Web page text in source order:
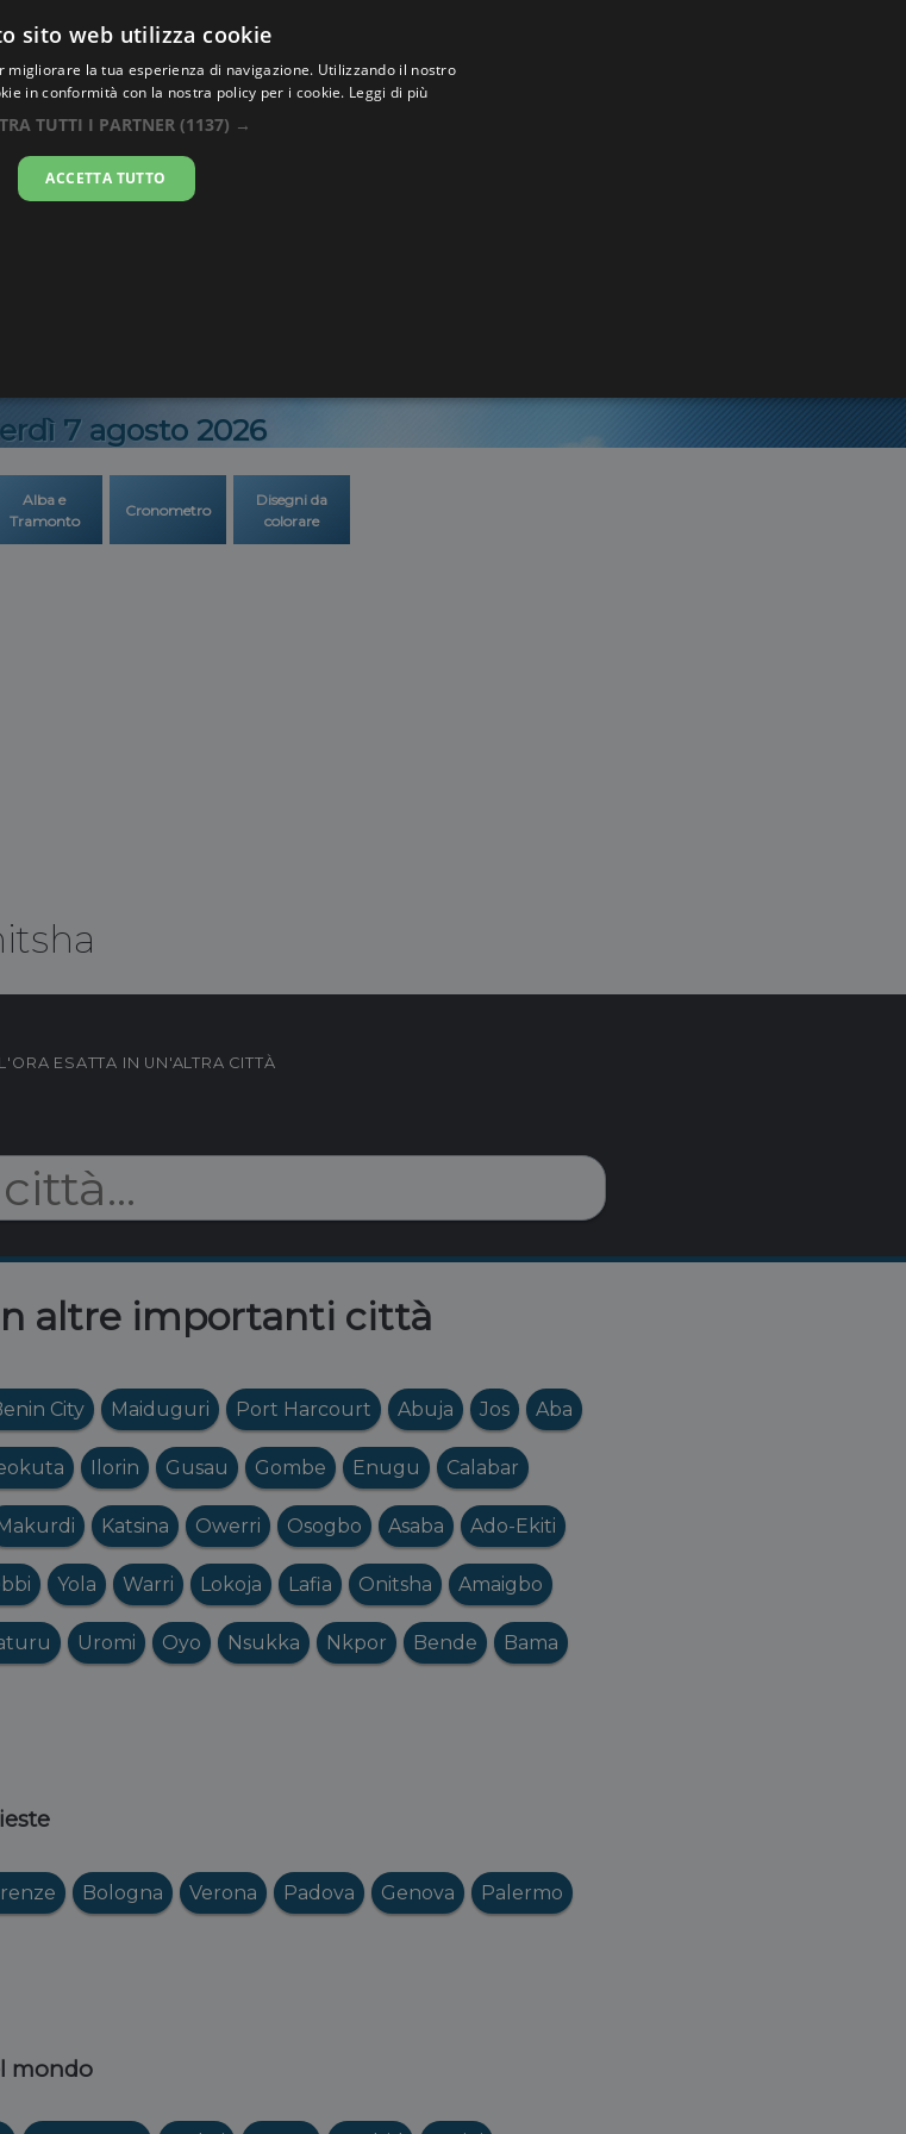
.co
Onitsha
7 agosto 2026
Alba e
Tramonto
Cronometro
Disegni da
colorare
ESATTA IN UN'ALTRA CITTÀ
altre importanti città
City Maiduguri Port Harcourt Abuja Jos Aba
Ilorin Gusau Gombe Enugu Calabar
Katsina Owerri Osogbo Asaba Ado-Ekiti
Yola Warri Lokoja Lafia Onitsha Amaigbo
Uromi Oyo Nsukka Nkpor Bende Bama
Bologna Verona Padova Genova Palermo
mondo
sito web utilizza cookie
migliorare la tua esperienza di navigazione. Utilizzando il nostro
in conformità con la nostra policy per i cookie. Leggi di più
TUTTI I PARTNER (1137) →
ACCETTA TUTTO